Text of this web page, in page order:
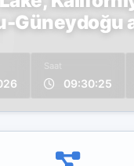
Güneydoğu
Saat
09:30:25